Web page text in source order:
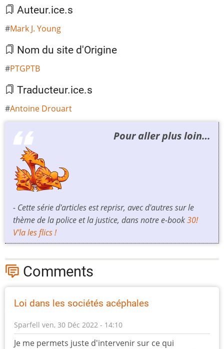
Auteur.ice.s
Mark J. Young
Nom du site d'Origine
PTGPTB
Traducteur.ice.s
Antoine Drouart
Pour aller plus loin…
- Cette série d'articles est reprisr, avec d'autres sur le
thème de la police et la justice, dans notre e-book30!
V'la les flics !
Comments
Loi dans les sociétés acéphales
Sparfell ven, 30 Déc 2022 - 14:10
Je me permets juste d'intervenir sur ce qui